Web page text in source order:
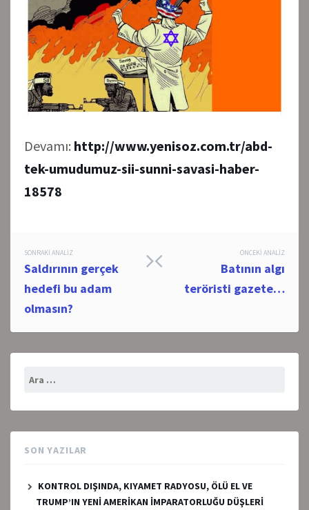
Devamı: http://www.yenisoz.com.tr/abd-
tek-umudumuz-sii-sunni-savasi-haber-
18578
Post
navigation
ÖNCEKI ANALIZ
Batının algı
teröristi gazete…
SONRAKI ANALIZ
Saldırının gerçek
hedefi bu adam
olmasın?
SON YAZILAR
KONTROL DIŞINDA, KIYAMET RADYOSU, ÖLÜ EL VE
TRUMP’IN YENİ AMERİKAN İMPARATORLUĞU DÜŞLERİ